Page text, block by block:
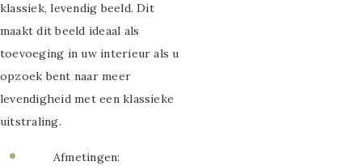
klassiek, levendig beeld. Dit
maakt dit beeld ideaal als
toevoeging in uw interieur als u
opzoek bent naar meer
levendigheid met een klassieke
uitstraling.
Afmetingen: